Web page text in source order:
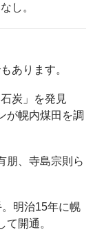
し。
あります。
炭」を発見
が幌内煤田を調
朋、寺島宗則ら
明治15年に幌
開通。